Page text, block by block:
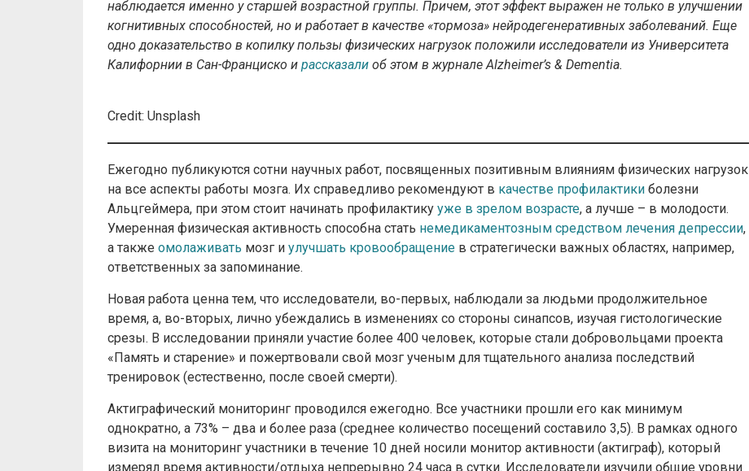
наблюдается именно у старшей возрастной группы. Причем, этот эффект выражен не только в улучшении
когнитивных способностей, но и работает в качестве «тормоза» нейродегенеративных заболеваний. Еще
одно доказательство в копилку пользы физических нагрузок положили исследователи из Университета
Калифорнии в Сан-Франциско и рассказали об этом в журнале Alzheimer’s & Dementia.
Credit: Unsplash
Ежегодно публикуются сотни научных работ, посвященных позитивным влияниям физических нагрузок
на все аспекты работы мозга. Их справедливо рекомендуют в качестве профилактики болезни
Альцгеймера, при этом стоит начинать профилактику уже в зрелом возрасте, а лучше – в молодости.
Умеренная физическая активность способна стать немедикаментозным средством лечения депрессии,
а также омолаживать мозг и улучшать кровообращение в стратегически важных областях, например,
ответственных за запоминание.
Новая работа ценна тем, что исследователи, во-первых, наблюдали за людьми продолжительное
время, а, во-вторых, лично убеждались в изменениях со стороны синапсов, изучая гистологические
срезы. В исследовании приняли участие более 400 человек, которые стали добровольцами проекта
«Память и старение» и пожертвовали свой мозг ученым для тщательного анализа последствий
тренировок (естественно, после своей смерти).
Актиграфический мониторинг проводился ежегодно. Все участники прошли его как минимум
однократно, а 73% – два и более раза (среднее количество посещений составило 3,5). В рамках одного
визита на мониторинг участники в течение 10 дней носили монитор активности (актиграф), который
измерял время активности/отдыха непрерывно 24 часа в сутки. Исследователи изучили общие уровни